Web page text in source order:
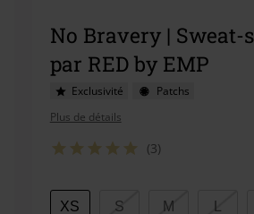
No Bravery |
par RED by EMP
Exclusivité
Patchs
Plus de détails
(3)
Choisissez
XS S M